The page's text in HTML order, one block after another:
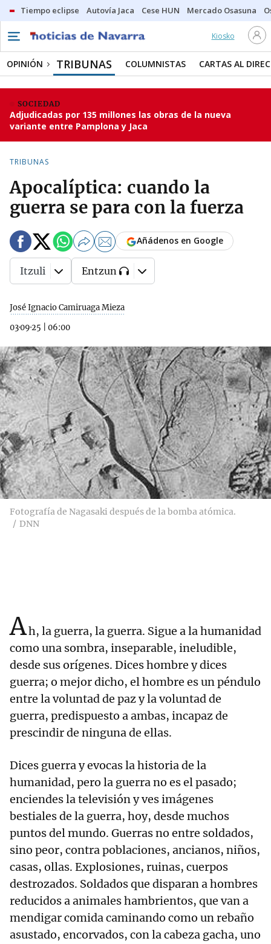
Tiempo eclipse Autovía Jaca Cese HUN Mercado Osasuna
Kiosko
OPINIÓN TRIBUNAS COLUMNISTAS CARTAS AL
SOCIEDAD
Adjudicadas por 135 millones las obras de la nueva
variante entre Pamplona y Jaca
TRIBUNAS
Apocalíptica: cuando la
guerra se para con la fuerza
José Ignacio Camiruaga Mieza
03·09·25
06:00
Añádenos en Google
Itzuli Entzun
Fotografía de Nagasaki después de la bomba atómica.
DNN
Ah, la guerra, la guerra. Sigue a la humanidad
como una sombra, inseparable, ineludible,
desde sus orígenes. Dices hombre y dices
guerra; o mejor dicho, el hombre es un péndulo
entre la voluntad de paz y la voluntad de
guerra, predispuesto a ambas, incapaz de
prescindir de ninguna de ellas.
Dices guerra y evocas la historia de la
humanidad, pero la guerra no es el pasado;
enciendes la televisión y ves imágenes
bestiales de la guerra, hoy, desde muchos
puntos del mundo. Guerras no entre soldados,
sino peor, contra poblaciones, ancianos, niños,
casas, ollas. Explosiones, ruinas, cuerpos
destrozados. Soldados que disparan a hombres
reducidos a animales hambrientos, que van a
mendigar comida caminando como un rebaño
asustado, encorvados, con la cabeza gacha, uno